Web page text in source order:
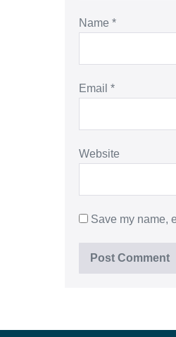
Name *
Email *
Website
Save my name,